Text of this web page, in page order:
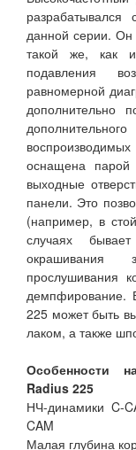
данной серии.
такой же, как
подавления
равномерной
дополнительно
оснащена
выходные
панели. Это
(например, в
случаях
окрашивания
прослушивания
демпфирование.
225 может быть
лаком, а также
Особенности
Radius 225
НЧ-динамики C-
CAM
Малая глубина